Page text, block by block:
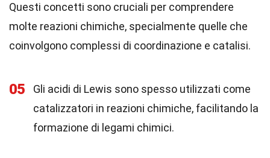
Questi concetti sono cruciali per comprendere
molte reazioni chimiche, specialmente quelle che
coinvolgono complessi di coordinazione e catalisi.
05
Gli acidi di Lewis sono spesso utilizzati come
catalizzatori in reazioni chimiche, facilitando la
formazione di legami chimici.